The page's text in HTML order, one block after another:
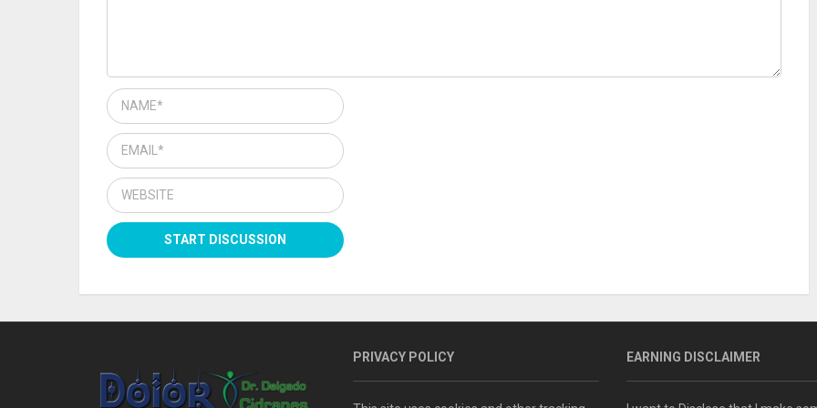
PRIVACY POLICY EARNING DISCLAIMER